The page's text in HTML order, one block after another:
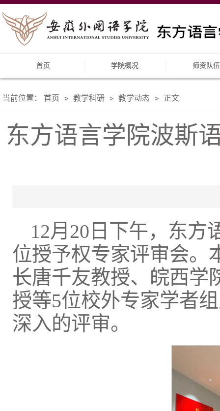
首页 学院概况 师资队伍
当前位置： 首页 > 教学科研 > 教学动态 > 正文
东方语言学院波斯
12月20日下午，东方
位授予权专家评审会。
长唐千友教授、皖西学
授等5位校外专家学者
深入的评审。